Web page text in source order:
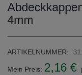
4mm
ARTIKELNUMMER:
Mein Preis: 2,16 €